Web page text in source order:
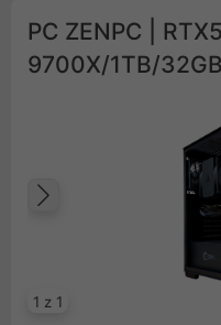
PC ZENPC |
9700X/1TB/
1 z 1
Poprzedni